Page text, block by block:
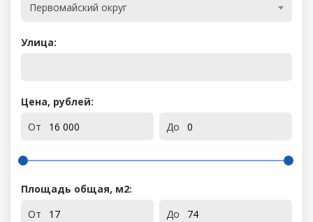
Первомайский округ
Улица:
Цена, рублей:
От
До
Площадь общая, м2:
От
До